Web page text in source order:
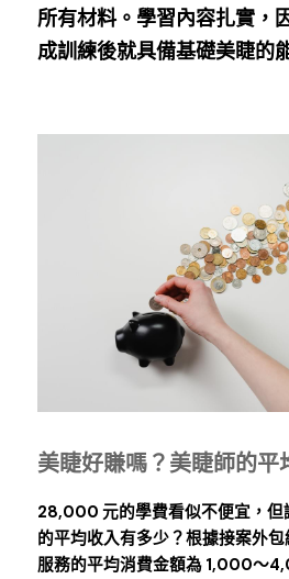
所有材料。學習內容扎實，
成訓練後就具備基礎美睫的
美睫好賺嗎？美睫師的平
28,000 元的學費看似不便宜，但
的平均收入有多少？根據接案外
服務的平均消費金額為 1,000～